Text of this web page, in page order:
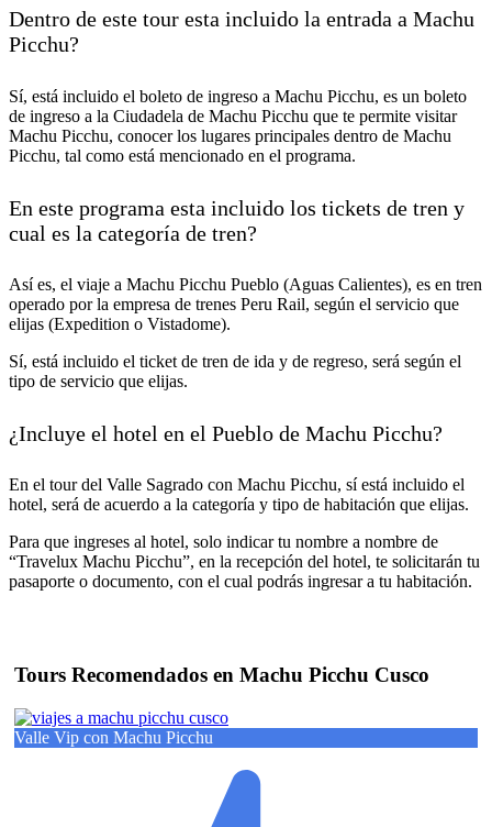
Dentro de este tour esta incluido la entrada a Machu
Picchu?
Sí, está incluido el boleto de ingreso a Machu Picchu, es un boleto
de ingreso a la Ciudadela de Machu Picchu que te permite visitar
Machu Picchu, conocer los lugares principales dentro de Machu
Picchu, tal como está mencionado en el programa.
En este programa esta incluido los tickets de tren y
cual es la categoría de tren?
Así es, el viaje a Machu Picchu Pueblo (Aguas Calientes), es en tren
operado por la empresa de trenes Peru Rail, según el servicio que
elijas (Expedition o Vistadome).
Sí, está incluido el ticket de tren de ida y de regreso, será según el
tipo de servicio que elijas.
¿Incluye el hotel en el Pueblo de Machu Picchu?
En el tour del Valle Sagrado con Machu Picchu, sí está incluido el
hotel, será de acuerdo a la categoría y tipo de habitación que elijas.
Para que ingreses al hotel, solo indicar tu nombre a nombre de
“Travelux Machu Picchu”, en la recepción del hotel, te solicitarán tu
pasaporte o documento, con el cual podrás ingresar a tu habitación.
Tours Recomendados en Machu Picchu Cusco
Valle Vip con Machu Picchu